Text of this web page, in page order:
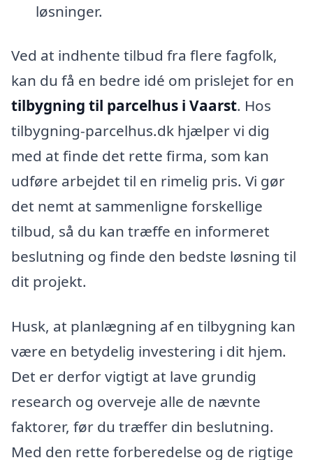
løsninger.
Ved at indhente tilbud fra flere fagfolk,
kan du få en bedre idé om prislejet for en
tilbygning til parcelhus i Vaarst. Hos
tilbygning-parcelhus.dk hjælper vi dig
med at finde det rette firma, som kan
udføre arbejdet til en rimelig pris. Vi gør
det nemt at sammenligne forskellige
tilbud, så du kan træffe en informeret
beslutning og finde den bedste løsning til
dit projekt.
Husk, at planlægning af en tilbygning kan
være en betydelig investering i dit hjem.
Det er derfor vigtigt at lave grundig
research og overveje alle de nævnte
faktorer, før du træffer din beslutning.
Med den rette forberedelse og de rigtige